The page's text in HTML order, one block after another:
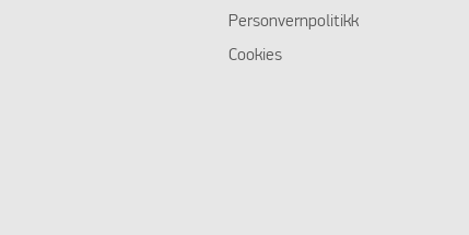
Personvernpolitikk
Cookies